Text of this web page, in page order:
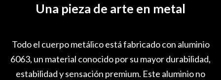
Una pieza de arte en metal
Todo el cuerpo metálico está fabricado con aluminio
6063, un material conocido por su mayor durabilidad,
estabilidad y sensación premium. Este aluminio no